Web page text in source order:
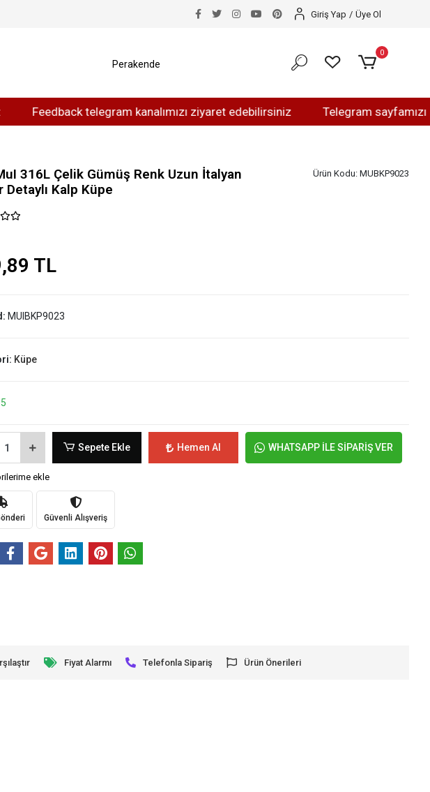
telegram kanalımızı ziyaret edebilirsiniz Telegram sayfamızı
Giriş Yap / Üye Ol
Perakende
0
316L Çelik Gümüş Renk Uzun İtalyan
Detaylı Kalp Küpe
Ürün Kodu: MUBKP9023
TL
MUIBKP9023
Küpe
Sepete Ekle Hemen Al WHATSAPP İLE SİPARİŞ VER
ekle
Güvenli Alışveriş
Fiyat Alarmı Telefonla Sipariş Ürün Önerileri